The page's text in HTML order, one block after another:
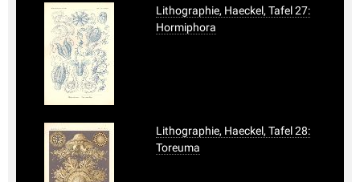
Lithographie, Haeckel, Tafel 27:
Hormiphora
Lithographie, Haeckel, Tafel 28:
Toreuma